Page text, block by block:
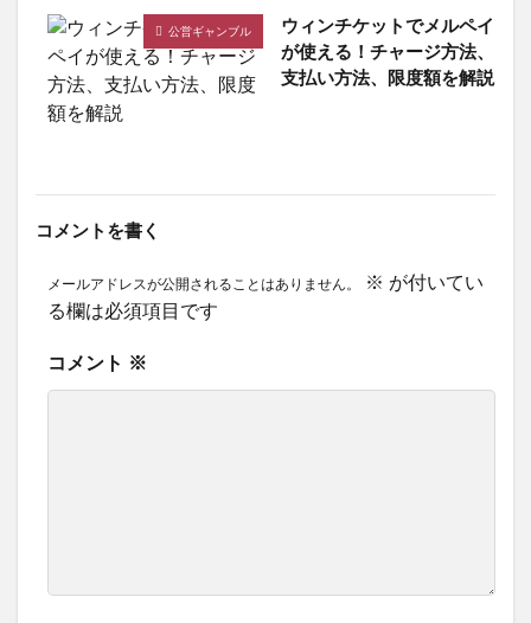
公営ギャンブル
ウィンチケットでメルペイ
が使える！チャージ方法、
支払い方法、限度額を解説
コメントを書く
メールアドレスが公開されることはありません。 ※ が付いてい
る欄は必須項目です
コメント ※